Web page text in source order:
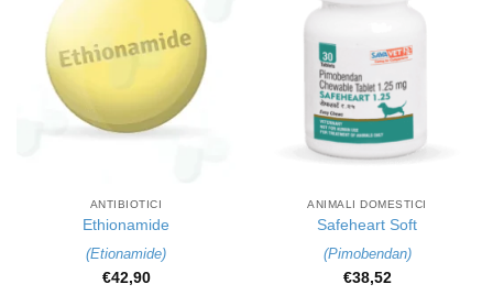
ANTIBIOTICI
Ethionamide
(Etionamide)
€42,90
ANIMALI DOMESTICI
Safeheart Soft
(Pimobendan)
€38,52